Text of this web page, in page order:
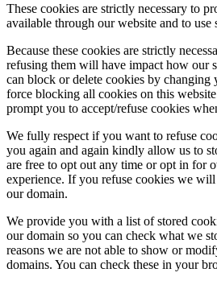
These cookies are strictly necessary to
available through our website and to use
Because these cookies are strictly
refusing them will have impact how our
can block or delete cookies by changing
force blocking all cookies on this
prompt you to accept/refuse cookies
We fully respect if you want to refuse
you again and again kindly allow us to
are free to opt out any time or opt in for
experience. If you refuse cookies we
our domain.
We provide you with a list of stored
our domain so you can check what we
reasons we are not able to show or
domains. You can check these in your